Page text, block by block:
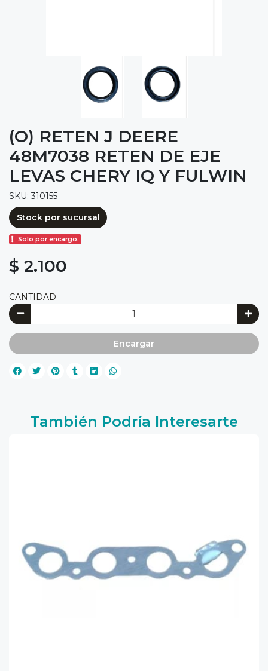
(O) RETEN J DEERE
48M7038 RETEN DE EJE
LEVAS CHERY IQ Y FULWIN
SKU: 310155
Stock por sucursal
Solo por encargo.
$ 2.100
CANTIDAD
Encargar
También Podría Interesarte